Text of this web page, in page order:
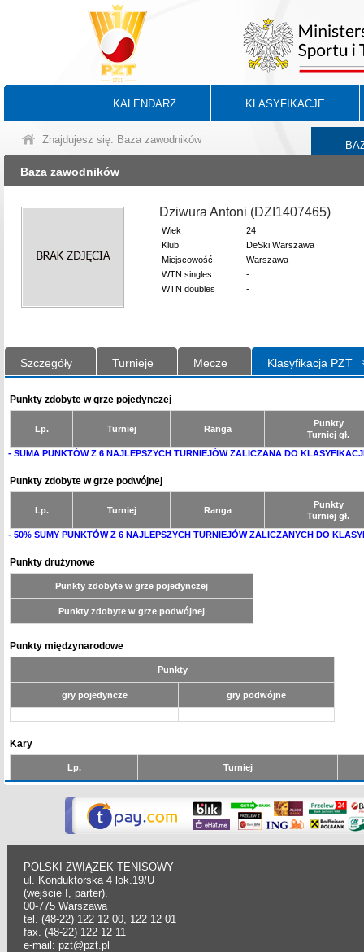
KALENDARZ KLASYFIKACJE
Znajdujesz się: Baza zawodników
Baza zawodników
Dziwura Antoni (DZI1407465)
Wiek
24
Klub
DeSki Warszawa
Miejscowość
Warszawa
WTN singles
-
WTN doubles
-
Szczegóły Turnieje Mecze Klasyfikacja PZT
Punkty zdobyte w grze pojedynczej
Lp. Turniej Ranga
Punkty
Turniej gł.
- SUMA PUNKTÓW Z 6 NAJLEPSZYCH TURNIEJÓW ZALICZANA DO
Punkty zdobyte w grze podwójnej
Lp. Turniej Ranga
Punkty
Turniej gł.
- 50% SUMY PUNKTÓW Z 6 NAJLEPSZYCH TURNIEJÓW ZALICZANYCH DO
Punkty drużynowe
Punkty zdobyte w grze pojedynczej
Punkty zdobyte w grze podwójnej
Punkty międzynarodowe
Punkty
gry pojedyncze gry podwójne
Kary
Lp. Turniej
POLSKI ZWIĄZEK TENISOWY
ul. Konduktorska 4 lok.19/U
(wejście I, parter).
00-775 Warszawa
tel. (48-22) 122 12 00, 122 12 01
fax. (48-22) 122 12 11
e-mail: pzt@pzt.pl